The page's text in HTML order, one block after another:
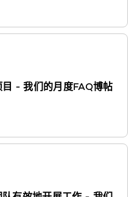
- 我们的月度FAQ博帖